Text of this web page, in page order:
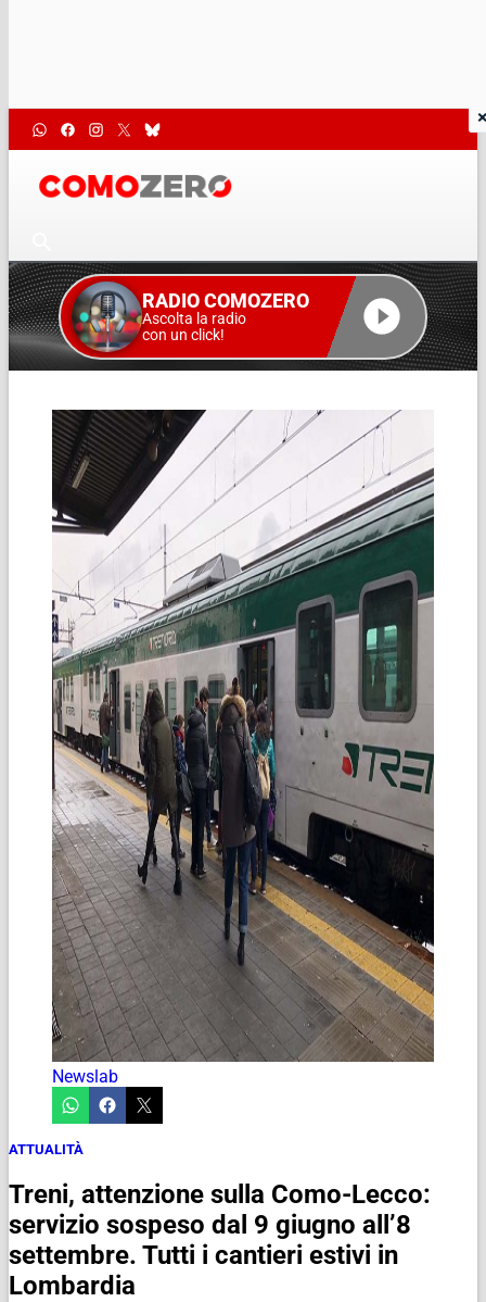
RADIO COMOZERO
Ascolta la radio
con un click!
Newslab
ATTUALITÀ
Treni, attenzione sulla Como-Lecco:
servizio sospeso dal 9 giugno all’8
settembre. Tutti i cantieri estivi in
Lombardia